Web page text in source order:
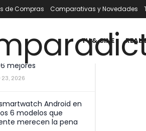
Filtrar
cardíaco ideal
por menos
€ en 2026: comparativa
mejores
23, 2026
Android en
6 modelos que
merecen la pena
de Compras Comparativas y Novedades
TV & CINE